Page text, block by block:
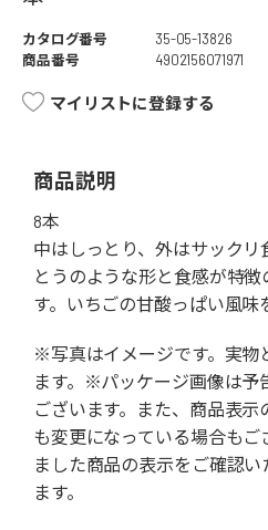
カタログ番号
35-05-13826
商品番号
4902156071971
マイリストに登録する
商品説明
8本
中はしっとり、外はサック
とうのような形と食感が特
す。いちごの甘酸っぱい風味
※写真はイメージです。実物
ます。※パッケージ画像は予
ございます。また、商品表
も変更になっている場合もご
ました商品の表示をご確認
ます。